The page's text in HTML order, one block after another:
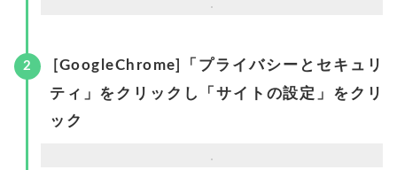
[GoogleChrome]「プライバシーとセキュリ
ティ」をクリックし「サイトの設定」をクリ
ック